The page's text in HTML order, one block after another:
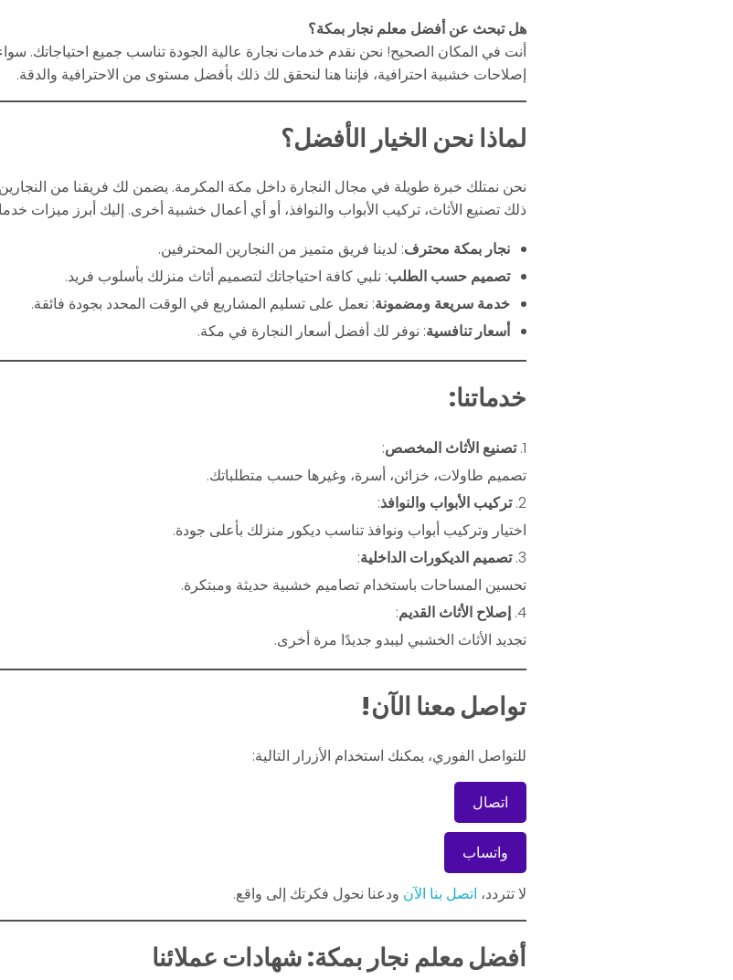
هل تبحث عن أفضل معلم نجار بمكة؟
أنت في المكان الصحيح! نحن نقدم خدمات نجارة عالية الجودة تناسب جميع احتياجاتك.
إصلاحات خشبية احترافية، فإننا هنا لنحقق لك ذلك بأفضل مستوى من الاحترافية والدقة.
لماذا نحن الخيار الأفضل؟
نحن نمتلك خبرة طويلة في مجال النجارة داخل مكة المكرمة. يضمن لك فريقنا من النجارين
ذلك تصنيع الأثاث، تركيب الأبواب والنوافذ، أو أي أعمال خشبية أخرى. إليك أبرز ميزات
نجار بمكة محترف: لدينا فريق متميز من النجارين المحترفين.
تصميم حسب الطلب: نلبي كافة احتياجاتك لتصميم أثاث منزلك بأسلوب فريد.
خدمة سريعة ومضمونة: نعمل على تسليم المشاريع في الوقت المحدد بجودة فائقة.
أسعار تنافسية: نوفر لك أفضل أسعار النجارة في مكة.
خدماتنا:
تصنيع الأثاث المخصص:
تصميم طاولات، خزائن، أسرة، وغيرها حسب متطلباتك.
تركيب الأبواب والنوافذ:
اختيار وتركيب أبواب ونوافذ تناسب ديكور منزلك بأعلى جودة.
تصميم الديكورات الداخلية:
تحسين المساحات باستخدام تصاميم خشبية حديثة ومبتكرة.
إصلاح الأثاث القديم:
تجديد الأثاث الخشبي ليبدو جديدًا مرة أخرى.
تواصل معنا الآن!
للتواصل الفوري، يمكنك استخدام الأزرار التالية:
اتصال
واتساب
لا تتردد، اتصل بنا الآن ودعنا نحول فكرتك إلى واقع.
أفضل معلم نجار بمكة: شهادات عملائنا